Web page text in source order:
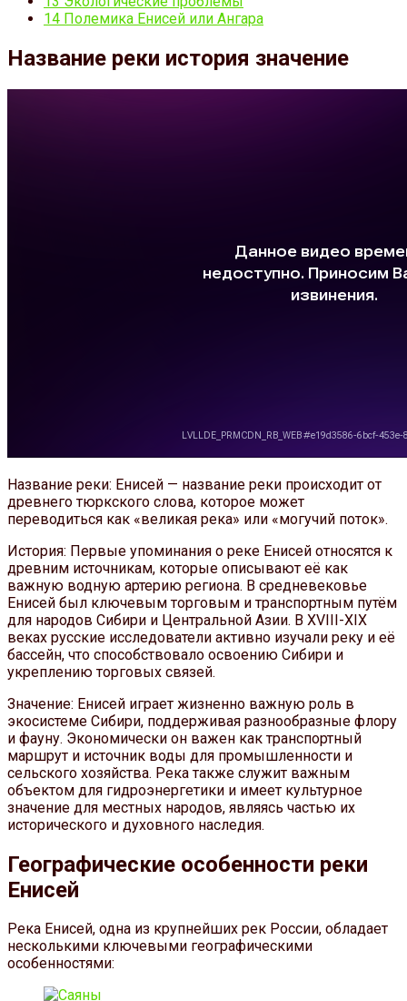
14 Полемика Енисей или Ангара
Название реки история значение
Название реки: Енисей — название реки происходит от
древнего тюркского слова, которое может
переводиться как «великая река» или «могучий поток».
История: Первые упоминания о реке Енисей относятся к
древним источникам, которые описывают её как
важную водную артерию региона. В средневековье
Енисей был ключевым торговым и транспортным путём
для народов Сибири и Центральной Азии. В XVIII-XIX
веках русские исследователи активно изучали реку и её
бассейн, что способствовало освоению Сибири и
укреплению торговых связей.
Значение: Енисей играет жизненно важную роль в
экосистеме Сибири, поддерживая разнообразные флору
и фауну. Экономически он важен как транспортный
маршрут и источник воды для промышленности и
сельского хозяйства. Река также служит важным
объектом для гидроэнергетики и имеет культурное
значение для местных народов, являясь частью их
исторического и духовного наследия.
Географические особенности реки
Енисей
Река Енисей, одна из крупнейших рек России, обладает
несколькими ключевыми географическими
особенностями: